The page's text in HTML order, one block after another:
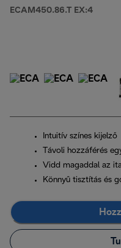
ECAM450.86.T EX:4
Intuitív színes kijelző
Távoli hozzáférés
Vidd magaddal az
Könnyű tisztítás és